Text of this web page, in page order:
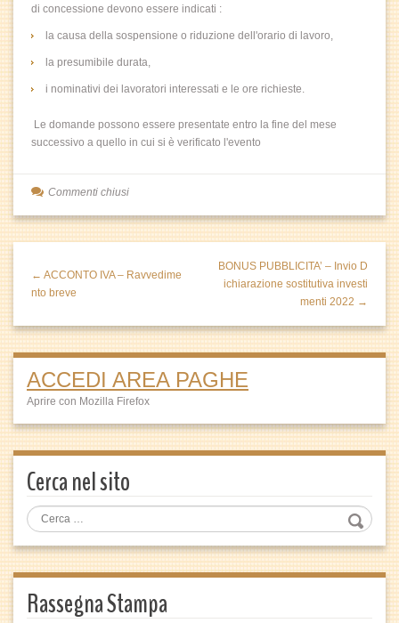
di concessione devono essere indicati :
la causa della sospensione o riduzione dell'orario di lavoro,
la presumibile durata,
i nominativi dei lavoratori interessati e le ore richieste.
Le domande possono essere presentate entro la fine del mese
successivo a quello in cui si è verificato l'evento
Commenti chiusi
← ACCONTO IVA – Ravvedime
nto breve
BONUS PUBBLICITA’ – Invio D
ichiarazione sostitutiva investi
menti 2022 →
ACCEDI AREA PAGHE
Aprire con Mozilla Firefox
Cerca nel sito
Rassegna Stampa